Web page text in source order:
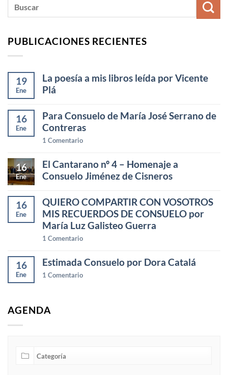
PUBLICACIONES RECIENTES
19
Ene
La poesía a mis libros leída por Vicente
Plá
16
Ene
Para Consuelo de María José Serrano de
Contreras
1 Comentario
16
Ene
El Cantarano nº 4 – Homenaje a
Consuelo Jiménez de Cisneros
16
Ene
QUIERO COMPARTIR CON VOSOTROS
MIS RECUERDOS DE CONSUELO por
María Luz Galisteo Guerra
1 Comentario
16
Ene
Estimada Consuelo por Dora Catalá
1 Comentario
AGENDA